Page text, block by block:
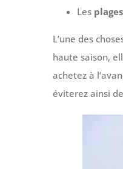
Les
L’une des
haute saison,
achetez à
éviterez ainsi